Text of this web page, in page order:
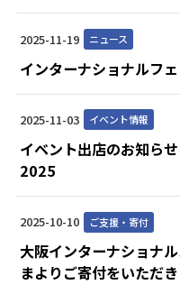
2025-11-19 ニュース
インターナショナルフ
2025-11-03 イベント情報
イベント出店のお知ら
2025
2025-10-10 ご支援・寄付
大阪インターナショナ
まよりご寄付をいただ